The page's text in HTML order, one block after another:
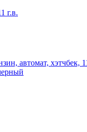
г.в.
автомат, хэтчбек,